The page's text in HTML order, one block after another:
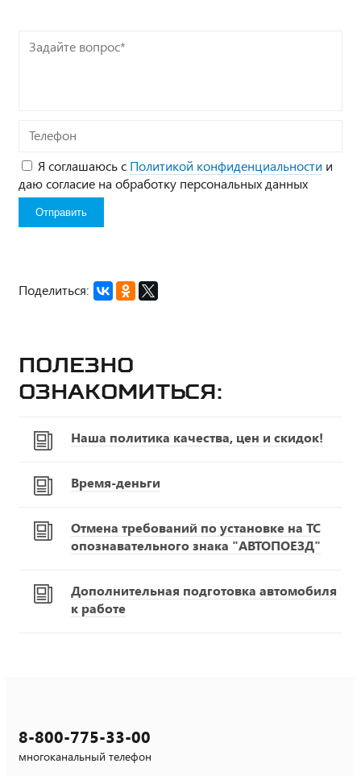
Задайте
вопрос*
Телефон
Я соглашаюсь с Политикой конфиденциальности и
даю согласие на обработку персональных данных
Поделиться:
Полезно
ознакомиться:
Наша политика качества, цен и скидок!
Время-деньги
Отмена требований по установке на ТС
опознавательного знака "АВТОПОЕЗД"
Дополнительная подготовка автомобиля
к работе
8-800-775-33-00
многоканальный телефон